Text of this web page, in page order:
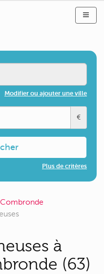
Modifier ou ajouter une ville
€
Plus de critères
Combronde
à
(63)